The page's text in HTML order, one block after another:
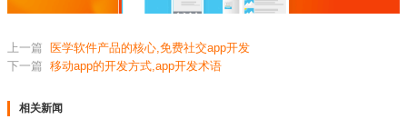
上一篇
医学软件产品的核心,免费社交app开发
下一篇 移动app的开发方式,app开发术语
相关新闻